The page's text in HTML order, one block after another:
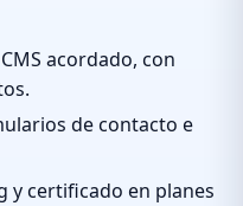
acordado, con
de contacto e
y certificado en planes